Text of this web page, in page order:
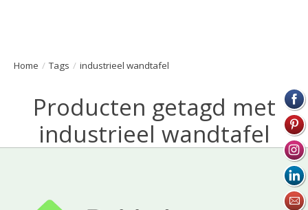
Home / Tags / industrieel wandtafel
Producten getagd met
industrieel wandtafel